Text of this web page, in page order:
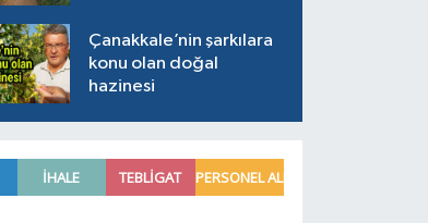
Çanakkale’nin şarkılara
konu olan doğal
hazinesi